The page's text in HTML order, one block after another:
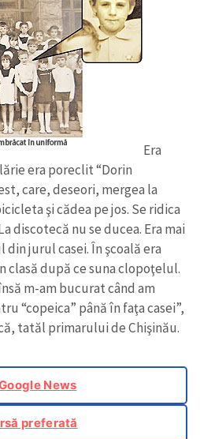
Era
era poreclit “Dorin
care, deseori, mergea la
şi cădea pe jos. Se ridica
discotecă nu se ducea. Era mai
jurul casei. În şcoală era
clasă după ce suna clopoţelul.
m-am bucurat când am
“copeica” până în faţa casei”,
tatăl primarului de Chişinău.
News
preferată